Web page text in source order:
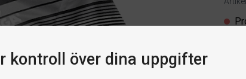
kontroll över dina uppgifter